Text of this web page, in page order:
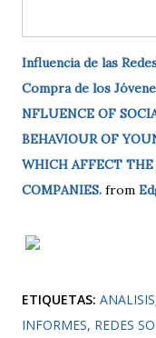
Influencia de las
Compra de los
NFLUENCE OF
BEHAVIOUR OF
WHICH AFFECT
COMPANIES. from
ETIQUETAS: ANALISIS
INFORMES REDES